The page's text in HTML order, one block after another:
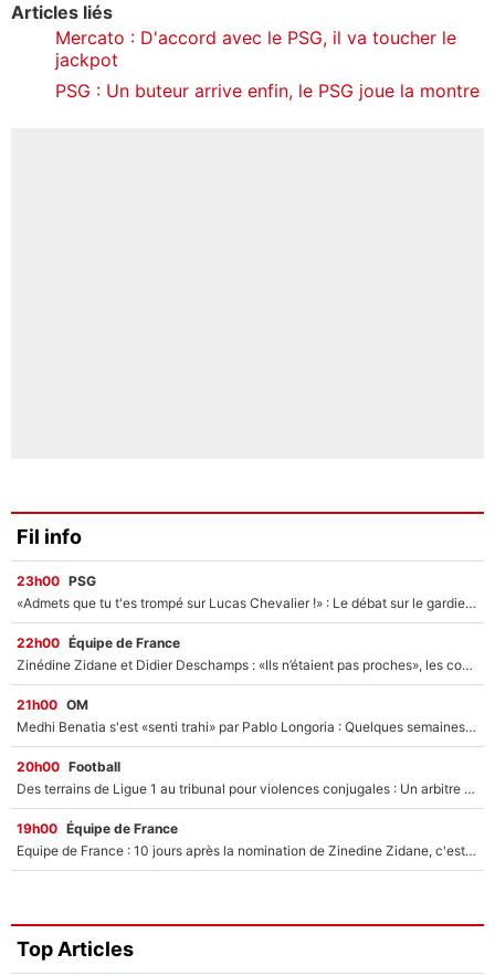
Articles liés
Mercato : D'accord avec le PSG, il va toucher le
jackpot
PSG : Un buteur arrive enfin, le PSG joue la montre
Fil info
23h00 PSG
«Admets que tu t'es trompé sur Lucas Chevalier !» : Le débat sur le gardien du PSG vire au clash à l'After Foot
22h00 Équipe de France
Zinédine Zidane et Didier Deschamps : «Ils n’étaient pas proches», les confidences d’un membre de l’équipe de France 1998 sur leur relation spéciale
21h00 OM
Medhi Benatia s'est «senti trahi» par Pablo Longoria : Quelques semaines après son départ, l'ancien directeur de football de l'OM règle ses comptes
20h00 Football
Des terrains de Ligue 1 au tribunal pour violences conjugales : Un arbitre français encourt une peine de 18 mois de prison !
19h00 Équipe de France
Equipe de France : 10 jours après la nomination de Zinedine Zidane, c'est au tour de son fils de prendre un nouveau départ !
Top Articles